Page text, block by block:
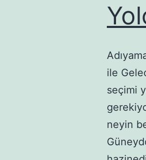
ile
seçimi
neyin